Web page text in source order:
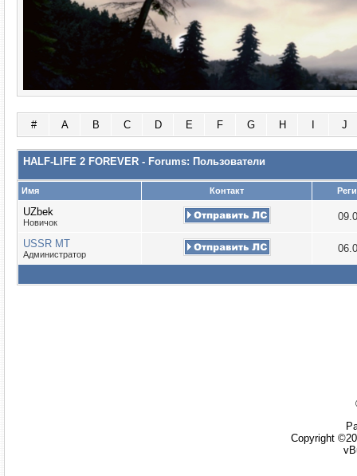
# A B C D E F G H J
HALF-LIFE 2 FOREVER - Forums: Пользователи
Имя Контакт
UZbek
Новичок
USSR MT
Администратор
Copyright